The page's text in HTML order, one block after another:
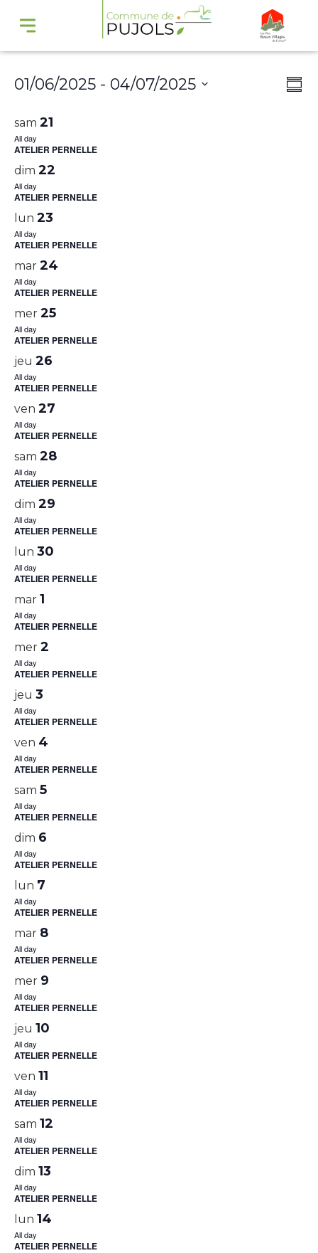
01/06/2025 - 04/07/2025
date.
sam 21
All day
ATELIER PERNELLE
dim 22
All day
ATELIER PERNELLE
lun 23
All day
ATELIER PERNELLE
mar 24
All day
ATELIER PERNELLE
mer 25
All day
ATELIER PERNELLE
jeu 26
All day
ATELIER PERNELLE
ven 27
All day
ATELIER PERNELLE
sam 28
All day
ATELIER PERNELLE
dim 29
All day
ATELIER PERNELLE
lun 30
All day
ATELIER PERNELLE
mar 1
All day
ATELIER PERNELLE
mer 2
All day
ATELIER PERNELLE
jeu 3
All day
ATELIER PERNELLE
ven 4
All day
ATELIER PERNELLE
sam 5
All day
ATELIER PERNELLE
dim 6
All day
ATELIER PERNELLE
lun 7
All day
ATELIER PERNELLE
mar 8
All day
ATELIER PERNELLE
mer 9
All day
ATELIER PERNELLE
jeu 10
All day
ATELIER PERNELLE
ven 11
All day
ATELIER PERNELLE
sam 12
All day
ATELIER PERNELLE
dim 13
All day
ATELIER PERNELLE
lun 14
All day
ATELIER PERNELLE